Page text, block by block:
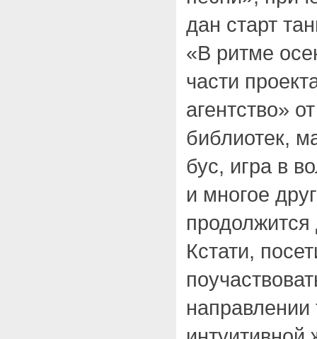
дан старт
«В ритме
части
агентство»
библиотек,
бус, игра в
и многое
продолжится
Кстати,
направлении